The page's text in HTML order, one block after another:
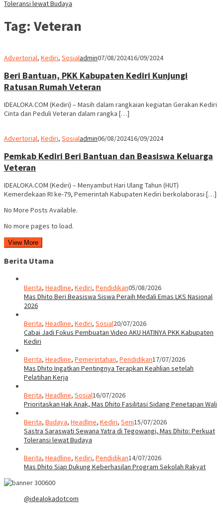
Toleransi lewat Budaya
Tag: Veteran
Advertorial, Kediri, Sosialadmin07/08/202416/09/2024
Beri Bantuan, PKK Kabupaten Kediri Kunjungi
Ratusan Rumah Veteran
IDEALOKA.COM (Kediri) – Masih dalam rangkaian kegiatan Gerakan Kediri
Cinta dan Peduli Veteran dalam rangka […]
Advertorial, Kediri, Sosialadmin06/08/202416/09/2024
Pemkab Kediri Beri Bantuan dan Beasiswa Keluarga
Veteran
IDEALOKA.COM (Kediri) – Menyambut Hari Ulang Tahun (HUT)
Kemerdekaan RI ke-79, Pemerintah Kabupaten Kediri berkolaborasi […]
No More Posts Available.
No more pages to load.
View More
Berita Utama
Berita, Headline, Kediri, Pendidikan05/08/2026
Mas Dhito Beri Beasiswa Siswa Peraih Medali Emas LKS Nasional
2026
Berita, Headline, Kediri, Sosial20/07/2026
Cabai Jadi Fokus Pembuatan Video AKU HATINYA PKK Kabupaten
Kediri
Berita, Headline, Pemerintahan, Pendidikan17/07/2026
Mas Dhito Ingatkan Pentingnya Terapkan Keahlian setelah
Pelatihan Kerja
Berita, Headline, Sosial16/07/2026
Prioritaskan Hak Anak, Mas Dhito Fasilitasi Sidang Penetapan Wali
Berita, Budaya, Headline, Kediri, Seni15/07/2026
Sastra Saraswati Sewana Yatra di Tegowangi, Mas Dhito: Perkuat
Toleransi lewat Budaya
Berita, Headline, Kediri, Pendidikan14/07/2026
Mas Dhito Siap Dukung Keberhasilan Program Sekolah Rakyat
@idealokadotcom